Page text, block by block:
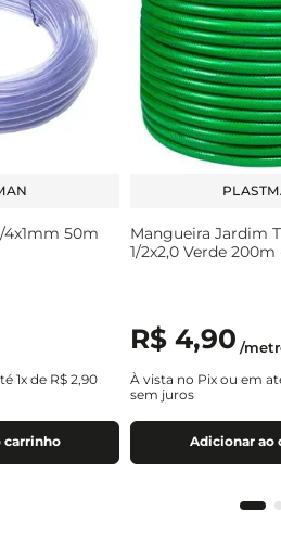
4x1mm 50m
1x de R$ 2,90
carrinho
Mangueira Jardim
1/2x2,0 Verde 200m
R$ 4,90 /
À vista no Pix ou em
sem juros
Adicionar ao